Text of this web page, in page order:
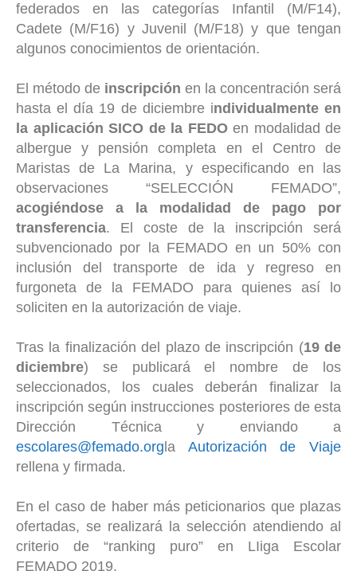
federados en las categorías Infantil (M/F14),
Cadete (M/F16) y Juvenil (M/F18) y que tengan
algunos conocimientos de orientación.
El método de inscripción en la concentración será
hasta el día 19 de diciembre individualmente en
la aplicación SICO de la FEDOen modalidad de
albergue y pensión completa en el Centro de
Maristas de La Marina, y especificando en las
observaciones “SELECCIÓN FEMADO”,
acogiéndose a la modalidad de pago por
transferencia. El coste de la inscripción será
subvencionado por la FEMADO en un 50% con
inclusión del transporte de ida y regreso en
furgoneta de la FEMADO para quienes así lo
soliciten en la autorización de viaje.
Tras la finalización del plazo de inscripción (19 de
diciembre) se publicará el nombre de los
seleccionados, los cuales deberán finalizar la
inscripción según instrucciones posteriores de esta
Dirección Técnica y enviando a
escolares@femado.org la Autorización de Viaje
rellena y firmada.
En el caso de haber más peticionarios que plazas
ofertadas, se realizará la selección atendiendo al
criterio de “ranking puro” en LIiga Escolar
FEMADO 2019.